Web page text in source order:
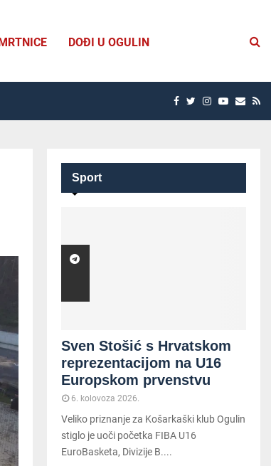
DOĐI U OGULIN
FACEBOOK
TWITTER
INSTAGRAM
YOUTUBE
Sport
Sven Stošić s Hrvatskom
reprezentacijom na U16
Europskom prvenstvu
6. kolovoza 2026.
Veliko priznanje za Košarkaški klub Ogulin
stiglo je uoči početka FIBA U16
EuroBasketa, Divizije B....